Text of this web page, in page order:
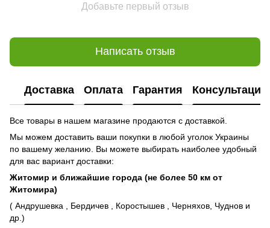
Добавьте первый отзыв
Написать отзыв
Доставка Оплата Гарантия Консультация
Все товары в нашем магазине продаются с доставкой.
Мы можем доставить ваши покупки в любой уголок Украины
по вашему желанию. Вы можете выбирать наиболее удобный
для вас вариант доставки:
Житомир и ближайшие города (не более 50 км от
Житомира)
( Андрушевка , Бердичев , Коростышев , Черняхов, Чуднов и
др.)